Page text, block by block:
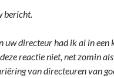
bericht.
uw directeur had ik al in een
reactie niet, net zomin
van directeuren van